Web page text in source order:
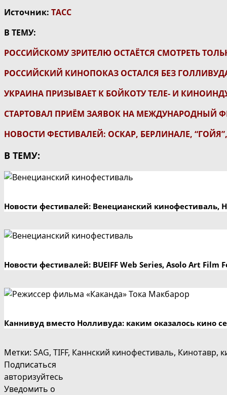
Источник: ТАСС
В ТЕМУ:
РОССИЙСКОМУ ЗРИТЕЛЮ ОСТАЁТСЯ СМОТРЕТЬ
РОССИЙСКИЙ КИНОПОКАЗ ОСТАЛСЯ БЕЗ
УКРАИНА ПРИЗЫВАЕТ К БОЙКОТУ ТЕЛЕ- И
СТАРТОВАЛ ПРИЁМ ЗАЯВОК НА МЕЖДУНАРОДНЫЙ
НОВОСТИ ФЕСТИВАЛЕЙ: ОСКАР, БЕРЛИНАЛЕ,
В ТЕМУ:
Новости фестивалей: Венецианский
Новости фестивалей: BUEIFF Web Series, Asolo Art
Каннивуд вместо Нолливуда: каким оказалось кино
Метки: SAG, TIFF, Каннский кинофестиваль, Кинотавр,
Подписаться
авторизуйтесь
Уведомить о